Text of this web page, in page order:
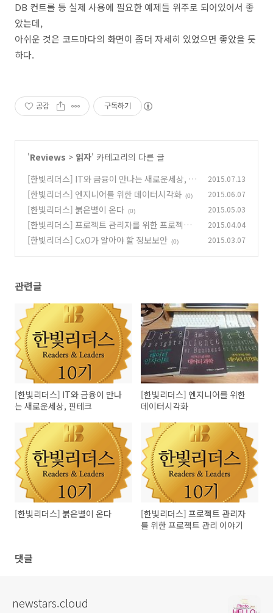
DB 컨트롤 등 실제 사용에 필요한 예제들 위주로 되어있어서 좋
았는데,
아쉬운 것은 코드마다의 화면이 좀더 자세히 있었으면 좋았을 듯
하다.
공감 구독하기
'Reviews > 읽자' 카테고리의 다른 글
[한빛리더스] IT와 금융이 만나는 새로운세상, 핀
테크
(0)
2015.07.13
[한빛리더스] 엔지니어를 위한 데이터시각화 (0) 2015.06.07
[한빛리더스] 붉은별이 온다 (0) 2015.05.03
[한빛리더스] 프로젝트 관리자를 위한 프로젝트
관리 이야기
(0)
2015.04.04
[한빛리더스] CxO가 알아야 할 정보보안 (0) 2015.03.07
관련글
[한빛리더스] IT와 금융이 만나
는 새로운세상, 핀테크
[한빛리더스] 엔지니어를 위한
데이터시각화
[한빛리더스] 붉은별이 온다
[한빛리더스] 프로젝트 관리자
를 위한 프로젝트 관리 이야기
댓글
newstars.cloud